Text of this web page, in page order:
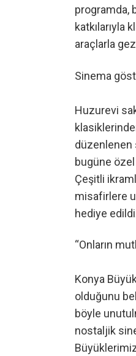
programda,
katkılarıyla
araçlarla
Sinema
Huzurevi
düzenlenen
bugüne özel
Çeşitli
misafirlere
hediye
“Onların
Konya
olduğunu
böyle
nostaljik